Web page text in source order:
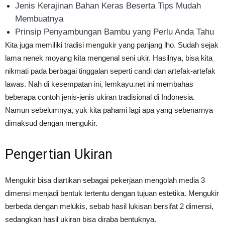
Jenis Kerajinan Bahan Keras Beserta Tips Mudah
Membuatnya
Prinsip Penyambungan Bambu yang Perlu Anda Tahu
Kita juga memiliki tradisi mengukir yang panjang lho. Sudah sejak
lama nenek moyang kita mengenal seni ukir. Hasilnya, bisa kita
nikmati pada berbagai tinggalan seperti candi dan artefak-artefak
lawas. Nah di kesempatan ini, lemkayu.net ini membahas
beberapa contoh jenis-jenis ukiran tradisional di Indonesia.
Namun sebelumnya, yuk kita pahami lagi apa yang sebenarnya
dimaksud dengan mengukir.
Pengertian Ukiran
Mengukir bisa diartikan sebagai pekerjaan mengolah media 3
dimensi menjadi bentuk tertentu dengan tujuan estetika. Mengukir
berbeda dengan melukis, sebab hasil lukisan bersifat 2 dimensi,
sedangkan hasil ukiran bisa diraba bentuknya.